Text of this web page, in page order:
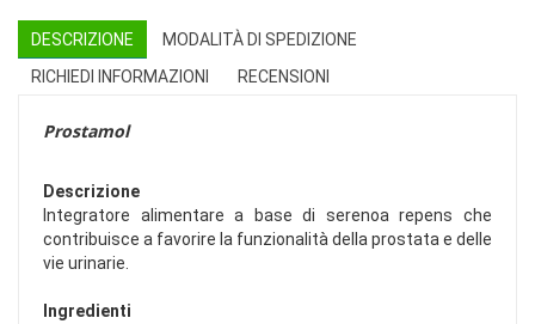
DESCRIZIONE
MODALITÀ DI SPEDIZIONE
RICHIEDI INFORMAZIONI
RECENSIONI
Prostamol
Descrizione
Integratore alimentare a base di serenoa repens che
contribuisce a favorire la funzionalità della prostata e delle
vie urinarie.
Ingredienti